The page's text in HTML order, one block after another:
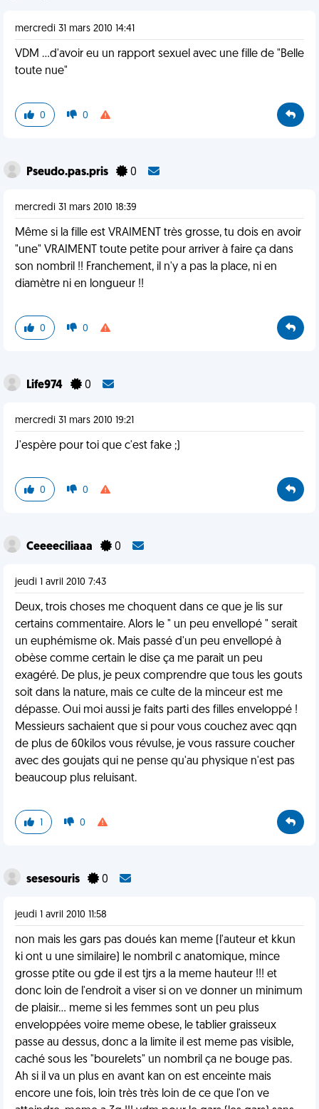
mercredi 31 mars 2010 14:41
VDM ...d'avoir eu un rapport sexuel avec une fille de "Belle
toute nue"
0 0
Pseudo.pas.pris 0
mercredi 31 mars 2010 18:39
Même si la fille est VRAIMENT très grosse, tu dois en avoir
"une" VRAIMENT toute petite pour arriver à faire ça dans
son nombril !! Franchement, il n'y a pas la place, ni en
diamètre ni en longueur !!
0 0
Life974 0
mercredi 31 mars 2010 19:21
J'espère pour toi que c'est fake ;)
0 0
Ceeeeciliaaa 0
jeudi 1 avril 2010 7:43
Deux, trois choses me choquent dans ce que je lis sur
certains commentaire. Alors le " un peu envellopé " serait
un euphémisme ok. Mais passé d'un peu envellopé à
obèse comme certain le dise ça me parait un peu
exagéré. De plus, je peux comprendre que tous les gouts
soit dans la nature, mais ce culte de la minceur est me
dépasse. Oui moi aussi je faits parti des filles enveloppé !
Messieurs sachaient que si pour vous couchez avec qqn
de plus de 60kilos vous révulse, je vous rassure coucher
avec des goujats qui ne pense qu'au physique n'est pas
beaucoup plus reluisant.
1 0
sesesouris 0
jeudi 1 avril 2010 11:58
non mais les gars pas doués kan meme (l'auteur et kkun
ki ont u une similaire) le nombril c anatomique, mince
grosse ptite ou gde il est tjrs a la meme hauteur !!! et
donc loin de l'endroit a viser si on ve donner un minimum
de plaisir... meme si les femmes sont un peu plus
enveloppées voire meme obese, le tablier graisseux
passe au dessus, donc a la limite il est meme pas visible,
caché sous les "bourelets" un nombril ça ne bouge pas.
Ah si il va un plus en avant kan on est enceinte mais
encore une fois, loin très très loin de ce que l'on ve